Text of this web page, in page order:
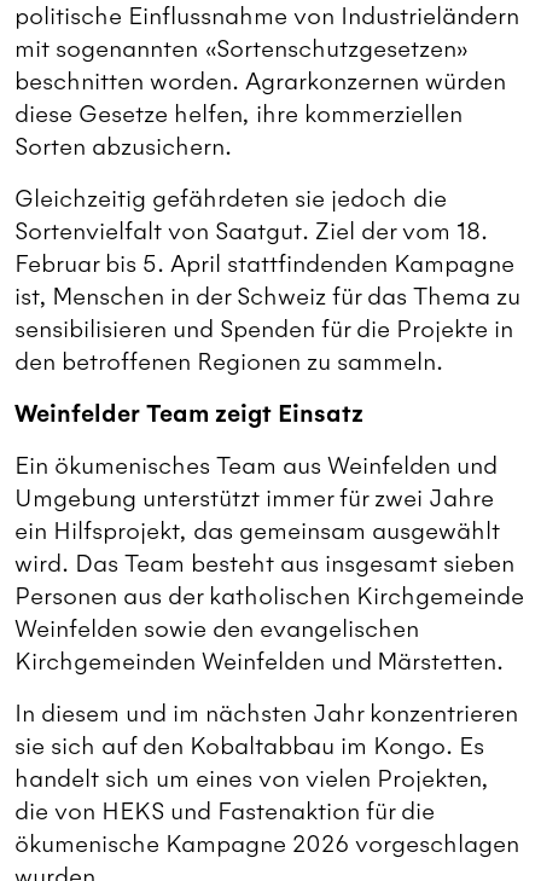
politische Einflussnahme von Industrieländern
mit sogenannten «Sortenschutzgesetzen»
beschnitten worden. Agrarkonzernen würden
diese Gesetze helfen, ihre kommerziellen
Sorten abzusichern.
Gleichzeitig gefährdeten sie jedoch die
Sortenvielfalt von Saatgut. Ziel der vom 18.
Februar bis 5. April stattfindenden Kampagne
ist, Menschen in der Schweiz für das Thema zu
sensibilisieren und Spenden für die Projekte in
den betroffenen Regionen zu sammeln.
Weinfelder Team zeigt Einsatz
Ein ökumenisches Team aus Weinfelden und
Umgebung unterstützt immer für zwei Jahre
ein Hilfsprojekt, das gemeinsam ausgewählt
wird. Das Team besteht aus insgesamt sieben
Personen aus der katholischen Kirchgemeinde
Weinfelden sowie den evangelischen
Kirchgemeinden Weinfelden und Märstetten.
In diesem und im nächsten Jahr konzentrieren
sie sich auf den Kobaltabbau im Kongo. Es
handelt sich um eines von vielen Projekten,
die von HEKS und Fastenaktion für die
ökumenische Kampagne 2026 vorgeschlagen